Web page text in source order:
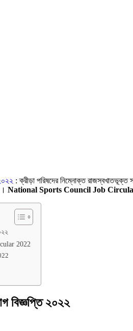
: ক্রীড়া পরিষদের নিম্নোক্ত রাজস্বখাতভূক্ত
National Sports Council Job
2022
বিজ্ঞপ্তি ২০২২